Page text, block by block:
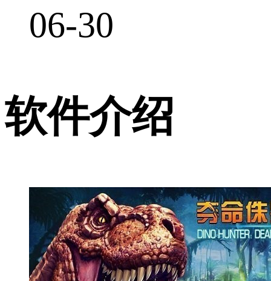
06-30
软件介绍